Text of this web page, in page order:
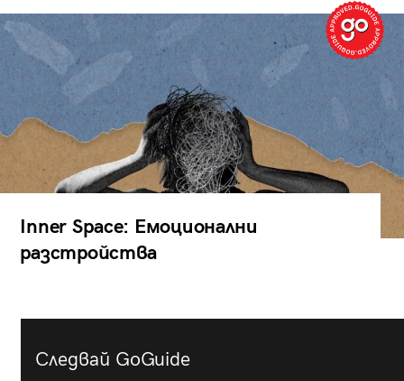
Inner Space: Емоционални
разстройства
Следвай GoGuide